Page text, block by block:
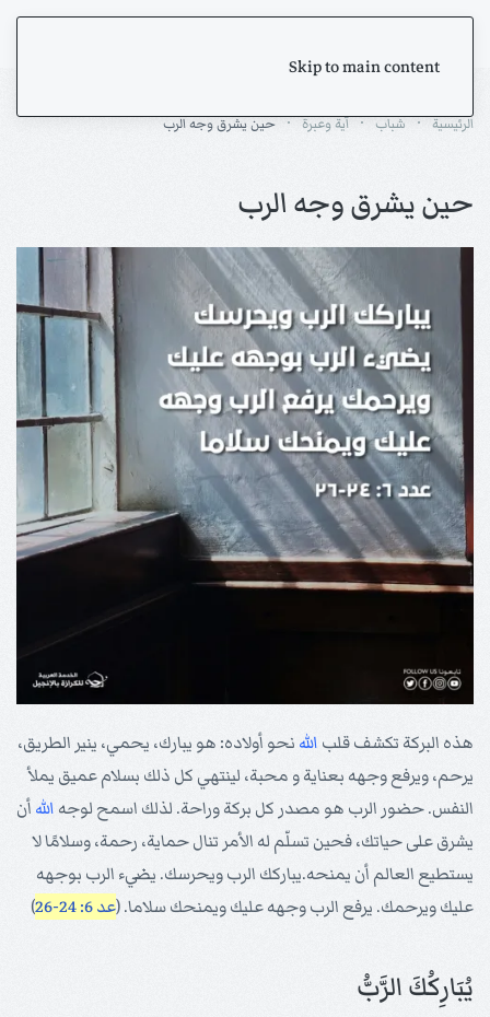
Skip to main content
الرئيسية شباب آية وعبرة حين يشرق وجه الرب
حين يشرق وجه الرب
هذه البركة تكشف قلب الله نحو أولاده: هو يبارك، يحمي، ينير الطريق،
يرحم، ويرفع وجهه بعناية و محبة، لينتهي كل ذلك بسلام عميق يملأ
النفس. حضور الرب هو مصدر كل بركة وراحة. لذلك اسمح لوجه الله أن
يشرق على حياتك، فحين تسلّم له الأمر تنال حماية، رحمة، وسلامًا لا
يستطيع العالم أن يمنحه.يباركك الرب ويحرسك. يضيء الرب بوجهه
عليك ويرحمك. يرفع الرب وجهه عليك ويمنحك سلاما. (عد 6: 24-26 )
يُبَارِكُكَ الرَّبُّ